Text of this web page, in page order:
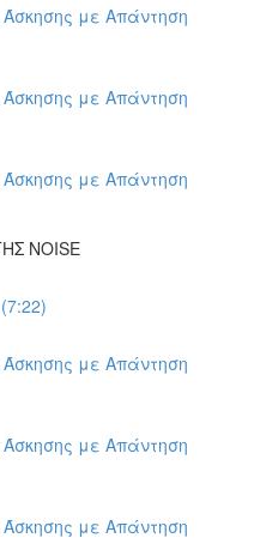
με Απάντηση
με Απάντηση
με Απάντηση
NOISE
με Απάντηση
με Απάντηση
με Απάντηση